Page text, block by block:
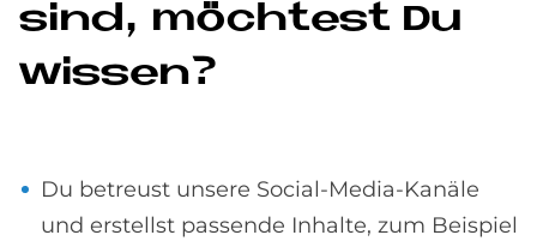
sind, möch­test Du
wis­sen?
Du betreust unsere Social-Media-Kanäle
und erstellst passende Inhalte, zum Beispiel